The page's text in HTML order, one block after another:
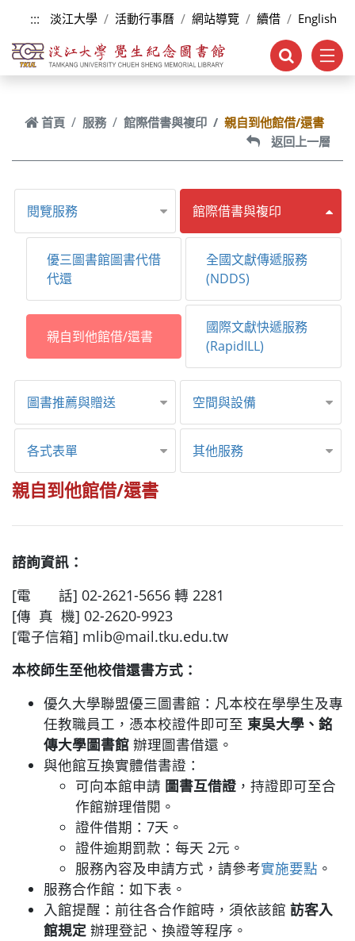
跳到主要內容
::: 淡江大學 活動行事曆 網站導覽 續借 English
首頁 服務 館際借書與複印
親自到他館借/還書
返回上一層
閱覽服務 館際借書與複印
優三圖書館圖書代借
代還
全國文獻傳遞服務
(NDDS)
親自到他館借/還書
國際文獻快遞服務
(RapidILL)
圖書推薦與贈送 空間與設備
各式表單 其他服務
親自到他館借/還書
諮詢資訊：
[電 話] 02-2621-5656 轉 2281
[傳 真 機] 02-2620-9923
[電子信箱] mlib@mail.tku.edu.tw
本校師生至他校借還書方式：
優久大學聯盟優三圖書館：凡本校在學學生及專
任教職員工，憑本校證件即可至 東吳大學、銘
傳大學圖書館 辦理圖書借還。
與他館互換實體借書證：
可向本館申請 圖書互借證 ，持證即可至合
作館辦理借閱。
證件借期：7天。
證件逾期罰款：每天 2元。
服務內容及申請方式，請參考實施要點 。
服務合作館：如下表。
入館提醒：前往各合作館時，須依該館 訪客入
館規定 辦理登記、換證等程序。